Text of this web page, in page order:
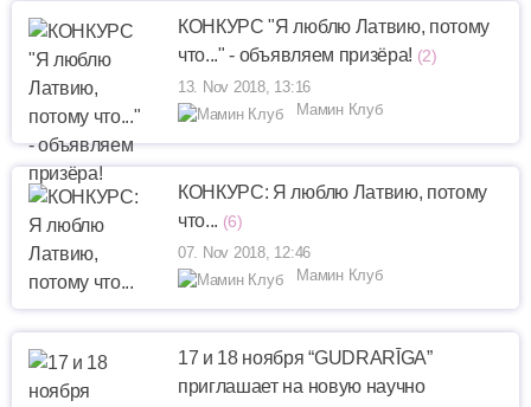
КОНКУРС "Я люблю Латвию, потому
что..." - объявляем призёра! (2)
13. Nov 2018, 13:16
Мамин Клуб
КОНКУРС: Я люблю Латвию, потому
что... (6)
07. Nov 2018, 12:46
Мамин Клуб
17 и 18 ноября “GUDRARĪGA”
приглашает на новую научно